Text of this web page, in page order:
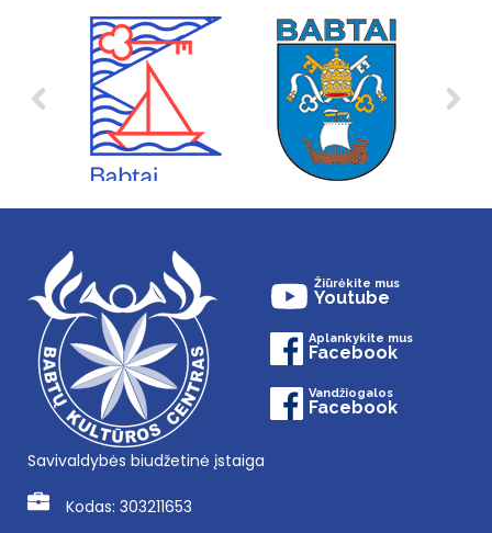
Žiūrėkite mus
Youtube
Aplankykite mus
Facebook
Vandžiogalos
Facebook
Savivaldybės biudžetinė įstaiga
Kodas: 303211653